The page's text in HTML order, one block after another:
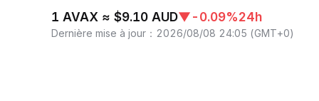
1 AVAX ≈ $9.10 AUD▼-0.09%24h
Dernière mise à jour ： 2026/08/08 24:05 (GMT+0)